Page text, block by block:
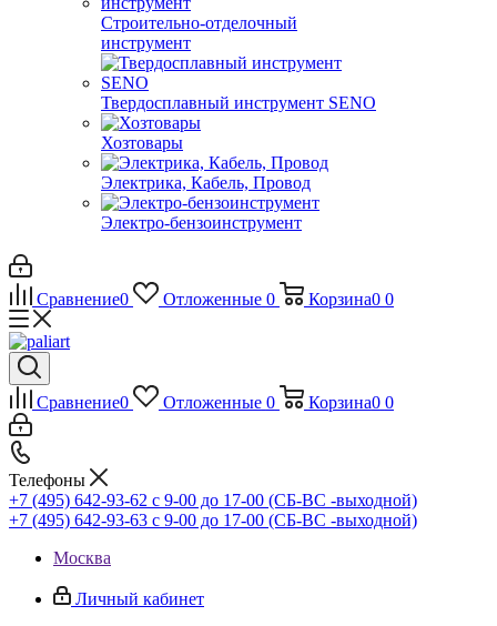
Строительно-отделочный
инструмент
Твердосплавный инструмент SENO
Хозтовары
Электрика, Кабель, Провод
Электро-бензоинструмент
Сравнение0 Отложенные 0 Корзина0 0
Сравнение0 Отложенные 0 Корзина0 0
Телефоны
+7 (495) 642-93-62 c 9-00 до 17-00 (СБ-ВС -выходной)
+7 (495) 642-93-63 c 9-00 до 17-00 (СБ-ВС -выходной)
Москва
Личный кабинет